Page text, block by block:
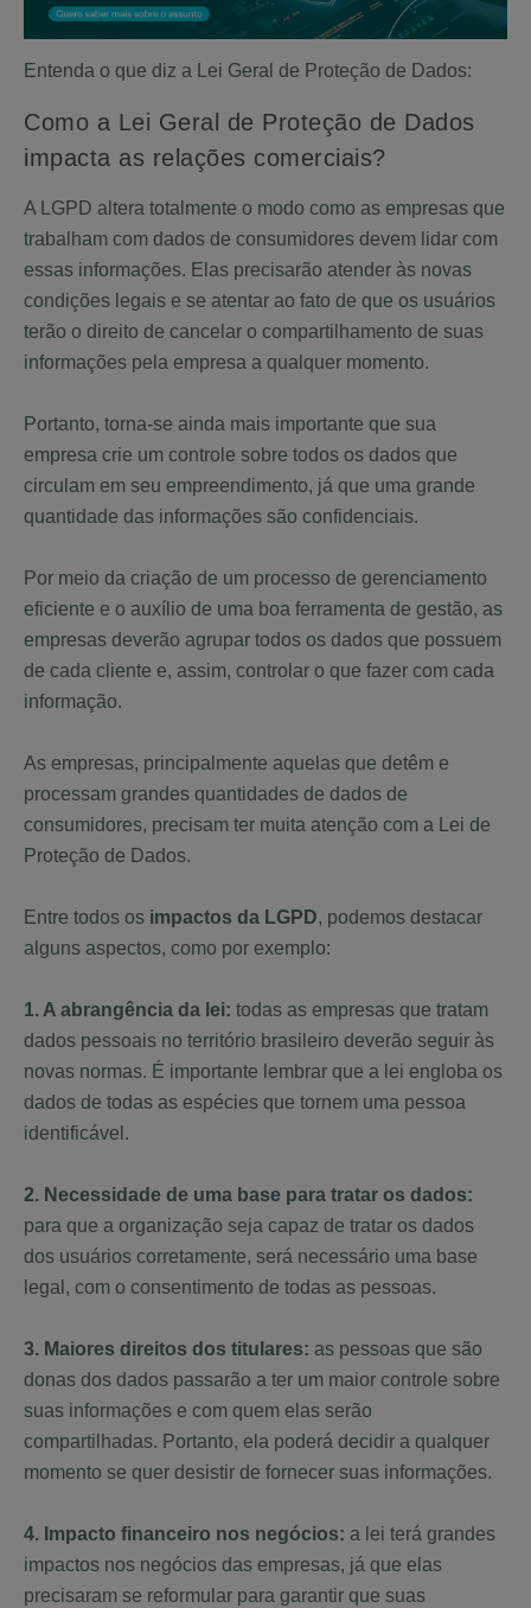
Entenda o que diz a Lei Geral de Proteção de Dados:
Como a Lei Geral de Proteção de Dados
impacta as relações comerciais?
A LGPD altera totalmente o modo como as empresas que
trabalham com dados de consumidores devem lidar com
essas informações. Elas precisarão atender às novas
condições legais e se atentar ao fato de que os usuários
terão o direito de cancelar o compartilhamento de suas
informações pela empresa a qualquer momento.
Portanto, torna-se ainda mais importante que sua
empresa crie um controle sobre todos os dados que
circulam em seu empreendimento, já que uma grande
quantidade das informações são confidenciais.
Por meio da criação de um processo de gerenciamento
eficiente e o auxílio de uma boa ferramenta de gestão, as
empresas deverão agrupar todos os dados que possuem
de cada cliente e, assim, controlar o que fazer com cada
informação.
As empresas, principalmente aquelas que detêm e
processam grandes quantidades de dados de
consumidores, precisam ter muita atenção com a Lei de
Proteção de Dados.
Entre todos os impactos da LGPD, podemos destacar
alguns aspectos, como por exemplo:
1. A abrangência da lei: todas as empresas que tratam
dados pessoais no território brasileiro deverão seguir às
novas normas. É importante lembrar que a lei engloba os
dados de todas as espécies que tornem uma pessoa
identificável.
2. Necessidade de uma base para tratar os dados:
para que a organização seja capaz de tratar os dados
dos usuários corretamente, será necessário uma base
legal, com o consentimento de todas as pessoas.
3. Maiores direitos dos titulares: as pessoas que são
donas dos dados passarão a ter um maior controle sobre
suas informações e com quem elas serão
compartilhadas. Portanto, ela poderá decidir a qualquer
momento se quer desistir de fornecer suas informações.
4. Impacto financeiro nos negócios: a lei terá grandes
impactos nos negócios das empresas, já que elas
precisaram se reformular para garantir que suas